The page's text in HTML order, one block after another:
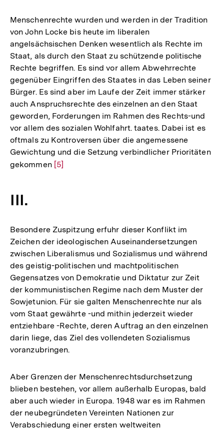
Menschenrechte wurden und werden in der Tradition
von John Locke bis heute im liberalen
angelsächsischen Denken wesentlich als Rechte im
Staat, als durch den Staat zu schützende politische
Rechte begriffen. Es sind vor allem Abwehrrechte
gegenüber Eingriffen des Staates in das Leben seiner
Bürger. Es sind aber im Laufe der Zeit immer stärker
auch Anspruchsrechte des einzelnen an den Staat
geworden, Forderungen im Rahmen des Rechts-und
vor allem des sozialen Wohlfahrt. taates. Dabei ist es
oftmals zu Kontroversen über die angemessene
Gewichtung und die Setzung verbindlicher Prioritäten
gekommen Zur
[5]
III.
Besondere Zuspitzung erfuhr dieser Konflikt im
Zeichen der ideologischen Auseinandersetzungen
zwischen Liberalismus und Sozialismus und während
des geistig-politischen und machtpolitischen
Gegensatzes von Demokratie und Diktatur zur Zeit
der kommunistischen Regime nach dem Muster der
Sowjetunion. Für sie galten Menschenrechte nur als
vom Staat gewährte -und mithin jederzeit wieder
entziehbare -Rechte, deren Auftrag an den einzelnen
darin liege, das Ziel des vollendeten Sozialismus
voranzubringen.
Aber Grenzen der Menschenrechtsdurchsetzung
blieben bestehen, vor allem außerhalb Europas, bald
aber auch wieder in Europa. 1948 war es im Rahmen
der neubegründeten Vereinten Nationen zur
Verabschiedung einer ersten weltweiten